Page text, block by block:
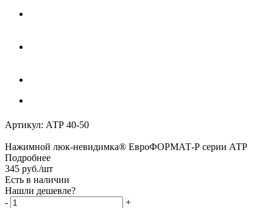
Артикул: АТР 40-50
Нажимной люк-невидимка® ЕвроФОРМАТ-Р серии АТР
Подробнее
345 руб./шт
Есть в наличии
Нашли дешевле?
-
+